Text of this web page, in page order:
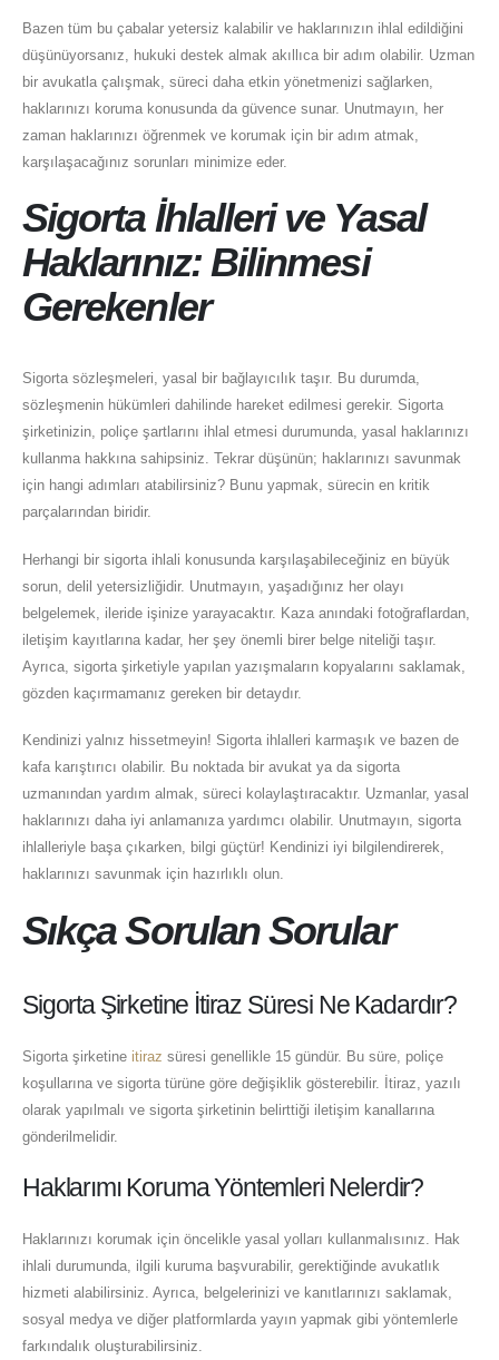
Bazen tüm bu çabalar yetersiz kalabilir ve haklarınızın ihlal edildiğini
düşünüyorsanız, hukuki destek almak akıllıca bir adım olabilir. Uzman
bir avukatla çalışmak, süreci daha etkin yönetmenizi sağlarken,
haklarınızı koruma konusunda da güvence sunar. Unutmayın, her
zaman haklarınızı öğrenmek ve korumak için bir adım atmak,
karşılaşacağınız sorunları minimize eder.
Sigorta İhlalleri ve Yasal
Haklarınız: Bilinmesi
Gerekenler
Sigorta sözleşmeleri, yasal bir bağlayıcılık taşır. Bu durumda,
sözleşmenin hükümleri dahilinde hareket edilmesi gerekir. Sigorta
şirketinizin, poliçe şartlarını ihlal etmesi durumunda, yasal haklarınızı
kullanma hakkına sahipsiniz. Tekrar düşünün; haklarınızı savunmak
için hangi adımları atabilirsiniz? Bunu yapmak, sürecin en kritik
parçalarından biridir.
Herhangi bir sigorta ihlali konusunda karşılaşabileceğiniz en büyük
sorun, delil yetersizliğidir. Unutmayın, yaşadığınız her olayı
belgelemek, ileride işinize yarayacaktır. Kaza anındaki fotoğraflardan,
iletişim kayıtlarına kadar, her şey önemli birer belge niteliği taşır.
Ayrıca, sigorta şirketiyle yapılan yazışmaların kopyalarını saklamak,
gözden kaçırmamanız gereken bir detaydır.
Kendinizi yalnız hissetmeyin! Sigorta ihlalleri karmaşık ve bazen de
kafa karıştırıcı olabilir. Bu noktada bir avukat ya da sigorta
uzmanından yardım almak, süreci kolaylaştıracaktır. Uzmanlar, yasal
haklarınızı daha iyi anlamanıza yardımcı olabilir. Unutmayın, sigorta
ihlalleriyle başa çıkarken, bilgi güçtür! Kendinizi iyi bilgilendirerek,
haklarınızı savunmak için hazırlıklı olun.
Sıkça Sorulan Sorular
Sigorta Şirketine İtiraz Süresi Ne Kadardır?
Sigorta şirketine itiraz süresi genellikle 15 gündür. Bu süre, poliçe
koşullarına ve sigorta türüne göre değişiklik gösterebilir. İtiraz, yazılı
olarak yapılmalı ve sigorta şirketinin belirttiği iletişim kanallarına
gönderilmelidir.
Haklarımı Koruma Yöntemleri Nelerdir?
Haklarınızı korumak için öncelikle yasal yolları kullanmalısınız. Hak
ihlali durumunda, ilgili kuruma başvurabilir, gerektiğinde avukatlık
hizmeti alabilirsiniz. Ayrıca, belgelerinizi ve kanıtlarınızı saklamak,
sosyal medya ve diğer platformlarda yayın yapmak gibi yöntemlerle
farkındalık oluşturabilirsiniz.